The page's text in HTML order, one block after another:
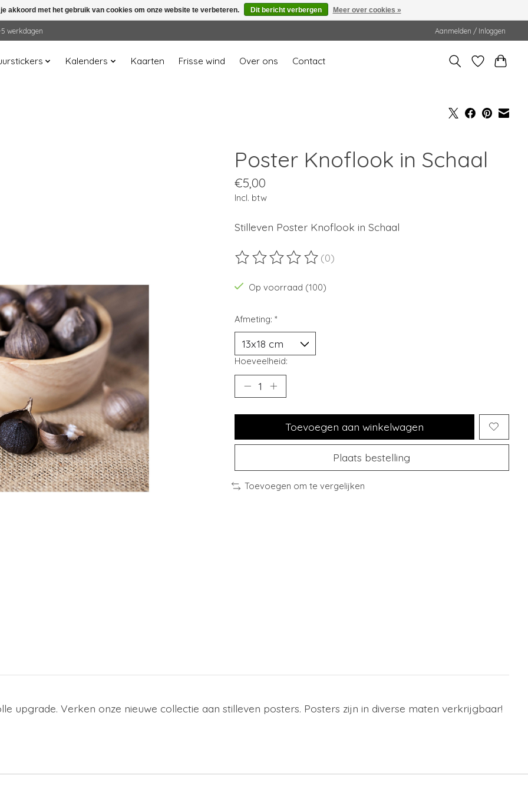
werkdagen Aanmelden / Inloggen
Kalenders Kaarten Frisse wind Over ons Contact
Poster Knoflook in Schaal
€5,00
Incl. btw
Stilleven Poster Knoflook in Schaal
De beoordeling van dit product is
(0)
Op voorraad (100)
Afmeting: *
Hoeveelheid:
Toevoegen aan winkelwagen
Plaats bestelling
Toevoegen om te vergelijken
upgrade. Verken onze nieuwe collectie aan stilleven posters. Posters zijn in diverse maten verkrijgbaar!
akkoord met het gebruik van cookies om onze website te verbeteren. Dit bericht verbergen Meer over cookies »